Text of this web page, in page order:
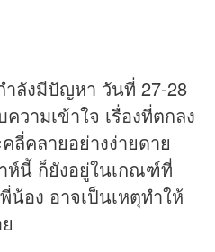
ลังมีปัญหา วันที่ 27-28
วามเข้าใจ เรื่องที่ตกลง
ลี่คลายอย่างง่ายดาย
ห์นี้ ก็ยังอยู่ในเกณฑ์ที่
อง อาจเป็นเหตุทำให้